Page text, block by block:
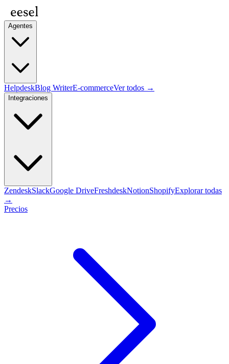
Agentes
HelpdeskBlog WriterE-commerceVer todos →
Integraciones
ZendeskSlackGoogle DriveFreshdeskNotionShopifyExplorar todas
→
Precios